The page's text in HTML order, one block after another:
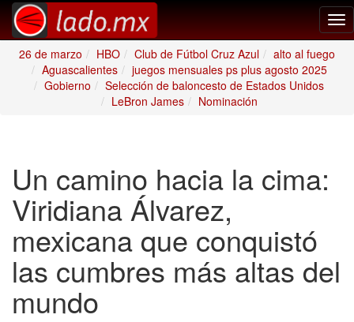
26 de marzo
HBO Club de Fútbol Cruz Azul
alto al fuego
Aguascalientes
juegos mensuales ps plus agosto 2025
Gobierno
Selección de baloncesto de Estados Unidos
LeBron James
Nominación
Un camino hacia la cima:
Viridiana Álvarez,
mexicana que conquistó
las cumbres más altas del
mundo